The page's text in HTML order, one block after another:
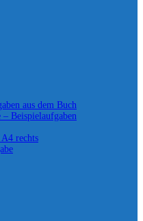
aus dem Buch
Beispielaufgaben
rechts